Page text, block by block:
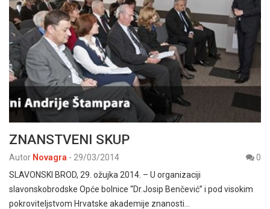
ZNANSTVENI SKUP
Autor Novagra - 29/03/2014
0
SLAVONSKI BROD, 29. ožujka 2014. – U organizaciji
slavonskobrodske Opće bolnice “Dr.Josip Benčević” i pod visokim
pokroviteljstvom Hrvatske akademije znanosti…